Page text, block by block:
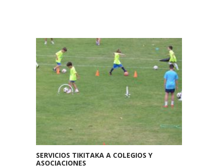
SERVICIOS TIKITAKA A COLEGIOS Y
ASOCIACIONES